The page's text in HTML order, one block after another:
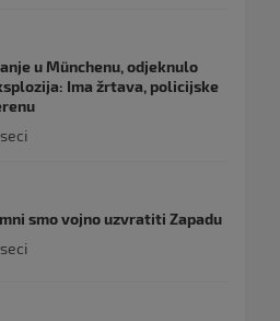
u Münchenu, odjeknulo
Ima žrtava, policijske
smo vojno uzvratiti Zapadu